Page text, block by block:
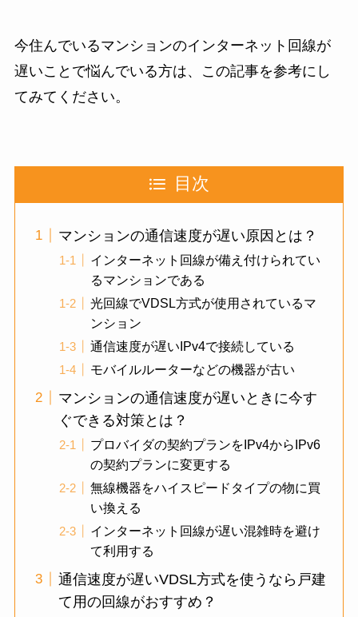
今住んでいるマンションのインターネット回線が
遅いことで悩んでいる方は、この記事を参考にし
てみてください。
目次
マンションの通信速度が遅い原因とは？
インターネット回線が備え付けられてい
るマンションである
光回線でVDSL方式が使用されているマ
ンション
通信速度が遅いIPv4で接続している
モバイルルーターなどの機器が古い
マンションの通信速度が遅いときに今す
ぐできる対策とは？
プロバイダの契約プランをIPv4からIPv6
の契約プランに変更する
無線機器をハイスピードタイプの物に買
い換える
インターネット回線が遅い混雑時を避け
て利用する
通信速度が遅いVDSL方式を使うなら戸建
て用の回線がおすすめ？